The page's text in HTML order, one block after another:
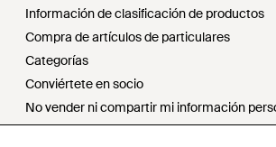
Información de clasificación de productos
Compra de artículos de particulares
Categorías
Conviértete en socio
No vender ni compartir mi información
Declaración sobre la esclavitud moderna